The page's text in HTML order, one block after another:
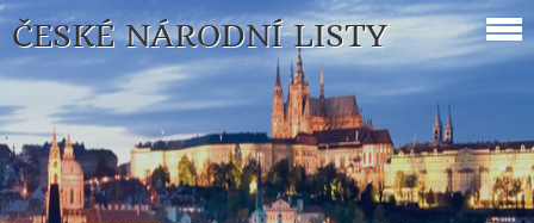
ČESKÉ NÁRODNÍ LISTY